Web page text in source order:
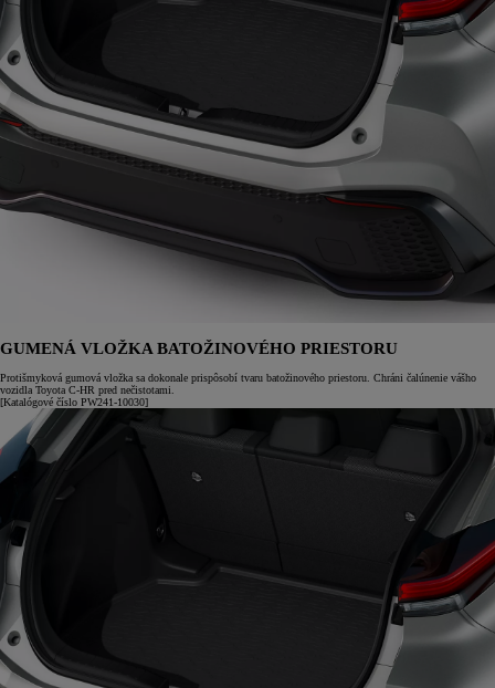
GUMENÁ VLOŽKA BATOŽINOVÉHO PRIESTORU
Protišmyková gumová vložka sa dokonale prispôsobí tvaru batožinového priestoru. Chráni čalúnenie vášho
vozidla Toyota C-HR pred nečistotami.
[Katalógové číslo PW241-10030]